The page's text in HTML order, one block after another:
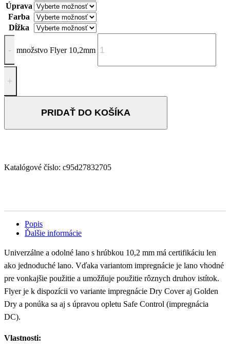
Úprava
Farba
Dĺžka
množstvo Flyer 10,2mm
PRIDAŤ DO KOŠÍKA
Katalógové číslo: c95d27832705
Popis
Ďalšie informácie
Univerzálne a odolné lano s hrúbkou 10,2 mm má certifikáciu len
ako jednoduché lano. Vďaka variantom impregnácie je lano vhodné
pre vonkajšie použitie a umožňuje použitie rôznych druhov istítok.
Flyer je k dispozícii vo variante impregnácie Dry Cover aj Golden
Dry a ponúka sa aj s úpravou opletu Safe Control (impregnácia
DC).
Vlastnosti: